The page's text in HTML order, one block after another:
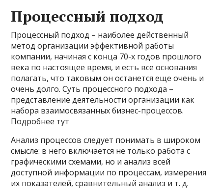
Процессный подход
Процессный подход – наиболее действенный
метод организации эффективной работы
компании, начиная с конца 70-х годов прошлого
века по настоящее время, и есть все основания
полагать, что таковым он останется еще очень и
очень долго. Суть процессного подхода –
представление деятельности организации как
набора взаимосвязанных бизнес-процессов.
Подробнее тут
Анализ процессов следует понимать в широком
смысле: в него включается не только работа с
графическими схемами, но и анализ всей
доступной информации по процессам, измерения
их показателей, сравнительный анализ и т. д.